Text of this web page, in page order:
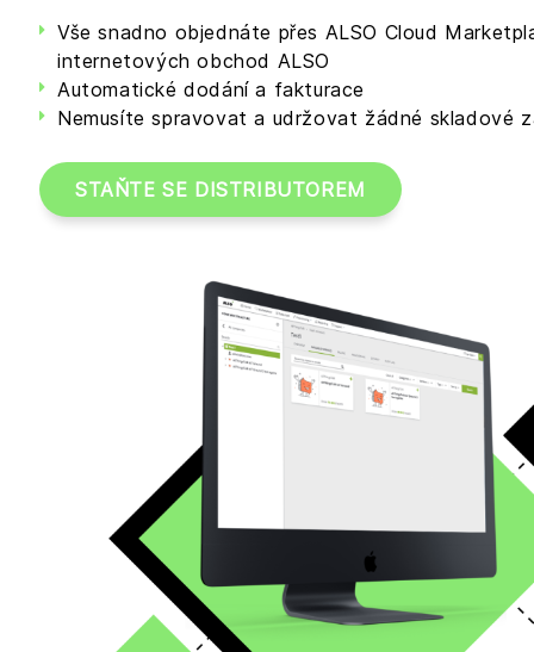
Vše snadno objednáte přes ALSO Cloud
internetových obchod ALSO
Automatické dodání a fakturace
Nemusíte spravovat a udržovat žádné skladové
STAŇTE SE DISTRIBUTOREM